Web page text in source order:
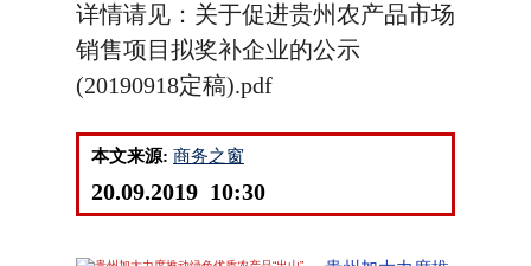
详情请见：关于促进贵州农产品市场
销售项目拟奖补企业的公示
(20190918定稿).pdf
本文来源: 商务之窗
20.09.2019 10:30